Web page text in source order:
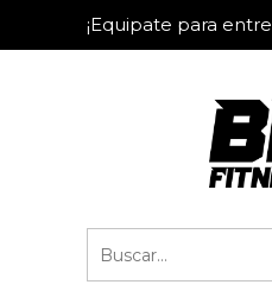
¡Equipate para